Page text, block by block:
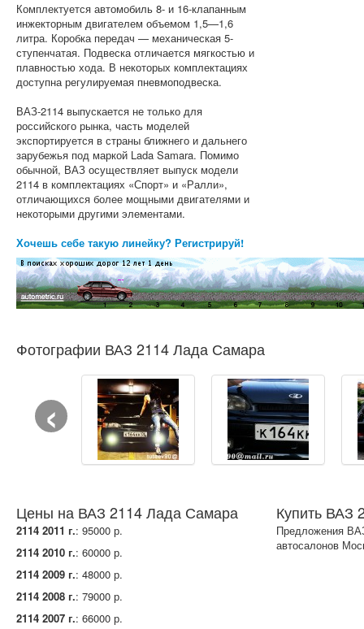
Комплектуется автомобиль 8- и 16-клапанным
инжекторным двигателем объемом 1,5—1,6
литра. Коробка передач — механическая 5-
ступенчатая. Подвеска отличается мягкостью и
плавностью хода. В некоторых комплектациях
доступна регулируемая пневмоподвеска.
ВАЗ-2114 выпускается не только для
российского рынка, часть моделей
экспортируется в страны ближнего и дальнего
зарубежья под маркой Lada Samara. Помимо
обычной, ВАЗ осуществляет выпуск модели
2114 в комплектациях «Спорт» и «Ралли»,
отличающихся более мощными двигателями и
некоторыми другими элементами.
Хочешь себе такую линейку? Регистрируй!
Фотографии ВАЗ 2114 Лада Самара
‹
Цены на ВАЗ 2114 Лада Самара
2114 2011 г.: 95000 р.
2114 2010 г.: 60000 р.
2114 2009 г.: 48000 р.
2114 2008 г.: 79000 р.
2114 2007 г.: 66000 р.
Купить ВАЗ
Предложения
автосалонов